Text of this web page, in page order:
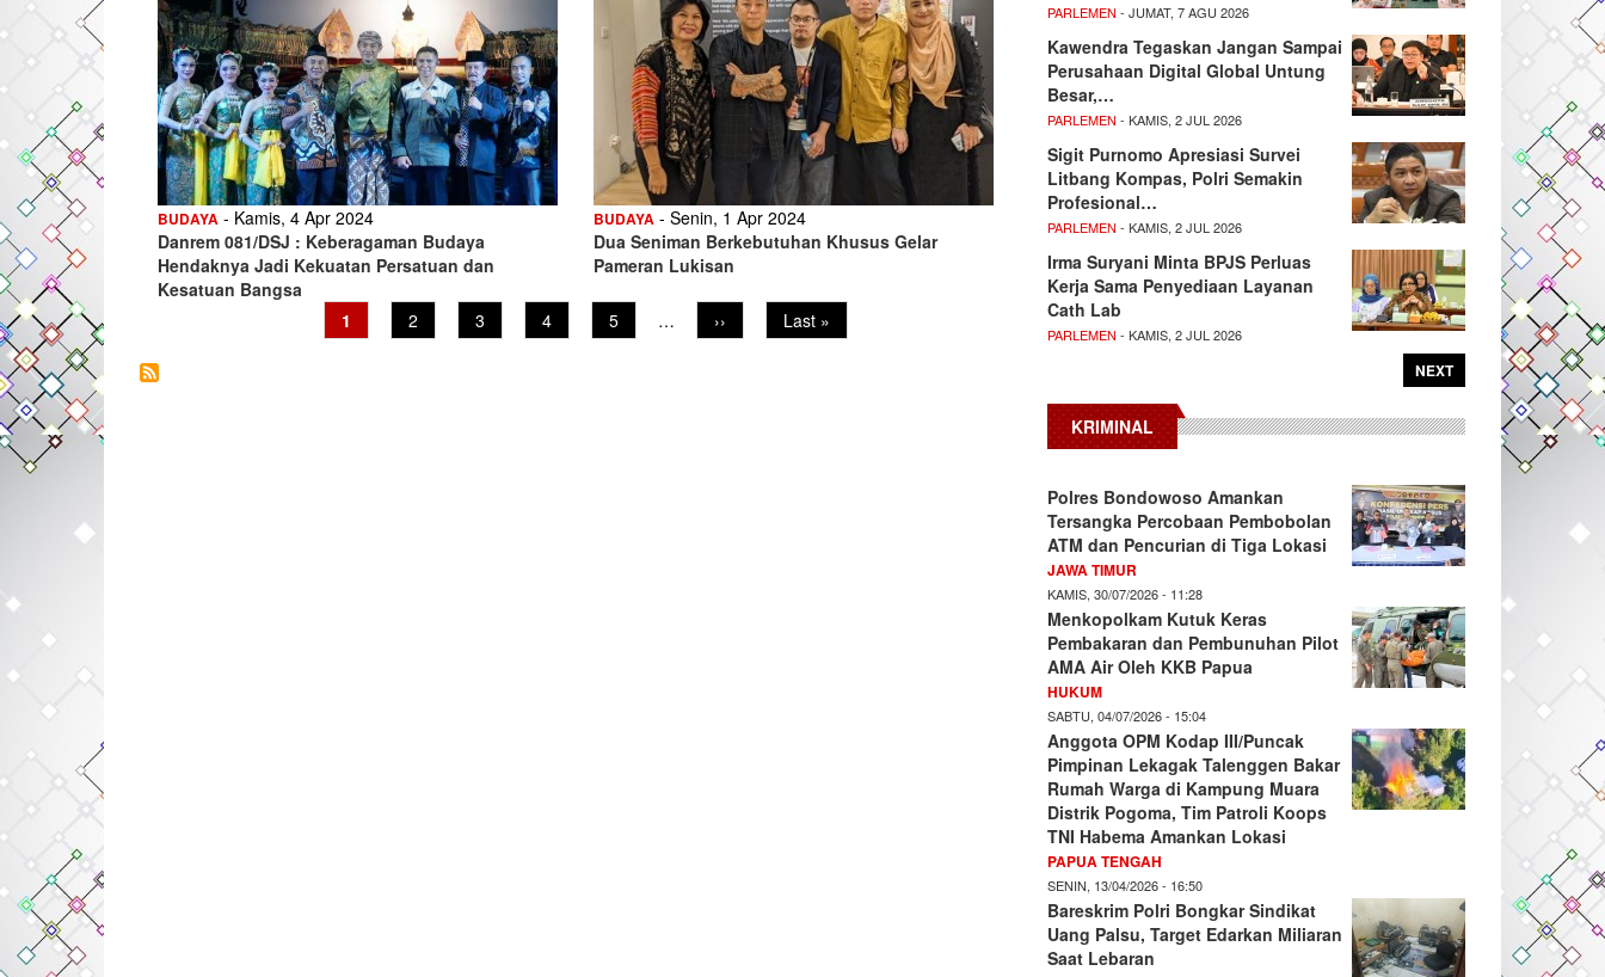
BUDAYA - Kamis, 4 Apr 2024
Danrem 081/DSJ : Keberagaman Budaya
Hendaknya Jadi Kekuatan Persatuan dan
Kesatuan Bangsa
BUDAYA - Senin, 1 Apr 2024
Dua Seniman Berkebutuhan Khusus Gelar
Pameran Lukisan
Current
page
1 Page
2 Page
3 Page
4 Page
5 …
Next
page
››
Last
page
Last »
PARLEMEN - JUMAT, 7 AGU 2026
Kawendra Tegaskan Jangan Sampai
Perusahaan Digital Global Untung
Besar,…
PARLEMEN - KAMIS, 2 JUL 2026
Sigit Purnomo Apresiasi Survei
Litbang Kompas, Polri Semakin
Profesional…
PARLEMEN - KAMIS, 2 JUL 2026
Irma Suryani Minta BPJS Perluas
Kerja Sama Penyediaan Layanan
Cath Lab
PARLEMEN - KAMIS, 2 JUL 2026
NEXT
KRIMINAL
Polres Bondowoso Amankan
Tersangka Percobaan Pembobolan
ATM dan Pencurian di Tiga Lokasi
JAWA TIMUR
KAMIS, 30/07/2026 - 11:28
Menkopolkam Kutuk Keras
Pembakaran dan Pembunuhan Pilot
AMA Air Oleh KKB Papua
HUKUM
SABTU, 04/07/2026 - 15:04
Anggota OPM Kodap III/Puncak
Pimpinan Lekagak Talenggen Bakar
Rumah Warga di Kampung Muara
Distrik Pogoma, Tim Patroli Koops
TNI Habema Amankan Lokasi
PAPUA TENGAH
SENIN, 13/04/2026 - 16:50
Bareskrim Polri Bongkar Sindikat
Uang Palsu, Target Edarkan Miliaran
Saat Lebaran